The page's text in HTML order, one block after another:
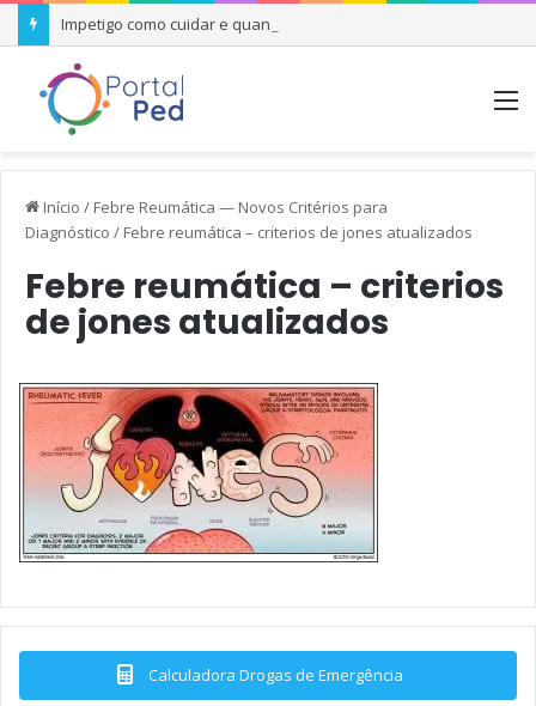
Impetigo como cuidar e quando se preocupar
Início / Febre Reumática — Novos Critérios para
Diagnóstico / Febre reumática – criterios de jones atualizados
Febre reumática – criterios
de jones atualizados
Calculadora Drogas de Emergência